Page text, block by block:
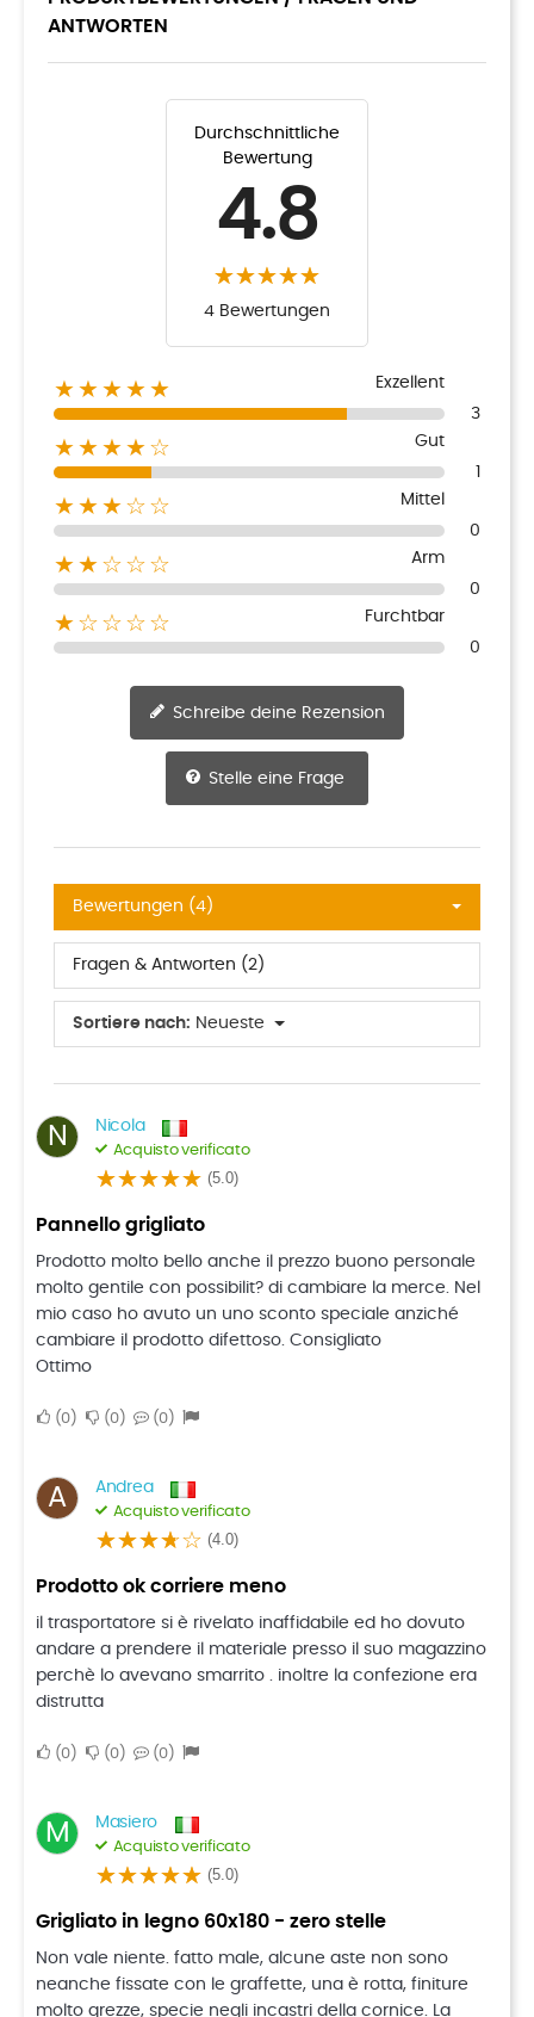
ANTWORTEN
Durchschnittliche
Bewertung
4.8
4 Bewertungen
★★★★★
Exzellent
3
★★★★☆
Gut
★★★☆☆
Mittel
0
★★☆☆☆
Arm
0
★☆☆☆☆
Furchtbar
0
Schreibe deine Rezension
Stelle eine Frage
Bewertungen (4)
Fragen & Antworten (2)
Sortiere nach: Neueste
N Nicola
Acquisto verificato
(5.0)
Pannello grigliato
Prodotto molto bello anche il prezzo buono personale
molto gentile con possibilit? di cambiare la merce. Nel
mio caso ho avuto un uno sconto speciale anziché
cambiare il prodotto difettoso. Consigliato
Ottimo
0 0 0
A Andrea
Acquisto verificato
(4.0)
Prodotto ok corriere meno
il trasportatore si è rivelato inaffidabile ed ho dovuto
andare a prendere il materiale presso il suo magazzino
perchè lo avevano smarrito . inoltre la confezione era
distrutta
0 0 0
M Masiero
Acquisto verificato
(5.0)
Grigliato in legno 60x180 - zero stelle
Non vale niente. fatto male, alcune aste non sono
neanche fissate con le graffette, una è rotta, finiture
molto grezze, specie negli incastri della cornice. La